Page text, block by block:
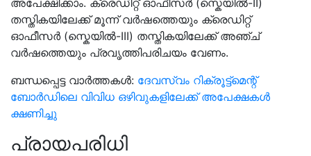
അപേക്ഷിക്കാം. ക്രെഡിറ്റ് ഓഫീസർ (സ്കെയിൽ-II)
തസ്തികയിലേക്ക് മൂന്ന് വർഷത്തെയും ക്രെഡിറ്റ്
ഓഫീസർ (സ്കെയിൽ-III) തസ്തികയിലേക്ക് അഞ്ച്
വർഷത്തെയും പ്രവൃത്തിപരിചയം വേണം.
ബന്ധപ്പെട്ട വാർത്തകൾ: ദേവസ്വം റിക്രൂട്ട്മെന്റ്
ബോർഡിലെ വിവിധ ഒഴിവുകളിലേക്ക് അപേക്ഷകൾ
ക്ഷണിച്ചു
പ്രായപരിധി